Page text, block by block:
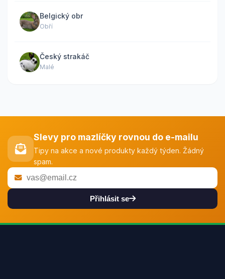
Belgický obr
Obří
Český strakáč
Malé
Slevy pro mazlíčky rovnou do e-mailu
Tipy na akce a nové produkty každý týden. Žádný
spam.
Přihlásit se